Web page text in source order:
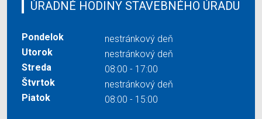
ÚRADNÉ HODINY STAVEBNÉHO ÚRADU
Pondelok
nestránkový deň
Utorok
nestránkový deň
Streda
08:00 - 17:00
Štvrtok
nestránkový deň
Piatok
08:00 - 15:00